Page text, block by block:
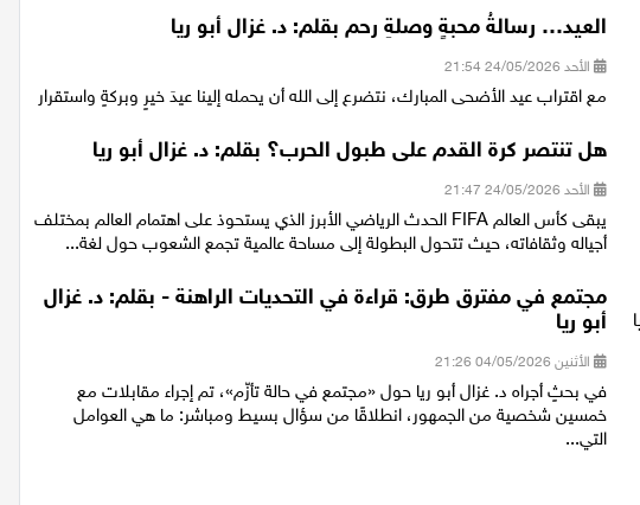
العيد… رسالةُ محبةٍ وصلةِ رحم بقلم: د. غزال أبو ريا
الأحد 24/05/2026 21:54
مع اقتراب عيد الأضحى المبارك، نتضرع إلى الله أن يحمله إلينا عيدَ خيرٍ وبركةٍ واستقرار
هل تنتصر كرة القدم على طبول الحرب؟ بقلم: د. غزال أبو ريا
الأحد 24/05/2026 21:47
يبقى كأس العالم FIFA الحدث الرياضي الأبرز الذي يستحوذ على اهتمام العالم بمختلف
أجياله وثقافاته، حيث تتحول البطولة إلى مساحة عالمية تجمع الشعوب حول لغة...
مجتمع في مفترق طرق: قراءة في التحديات الراهنة - بقلم: د. غزال
أبو ريا
الأثنين 04/05/2026 21:26
في بحثٍ أجراه د. غزال أبو ريا حول «مجتمع في حالة تأزّم»، تم إجراء مقابلات مع
خمسين شخصية من الجمهور، انطلاقًا من سؤال بسيط ومباشر: ما هي العوامل
التي...